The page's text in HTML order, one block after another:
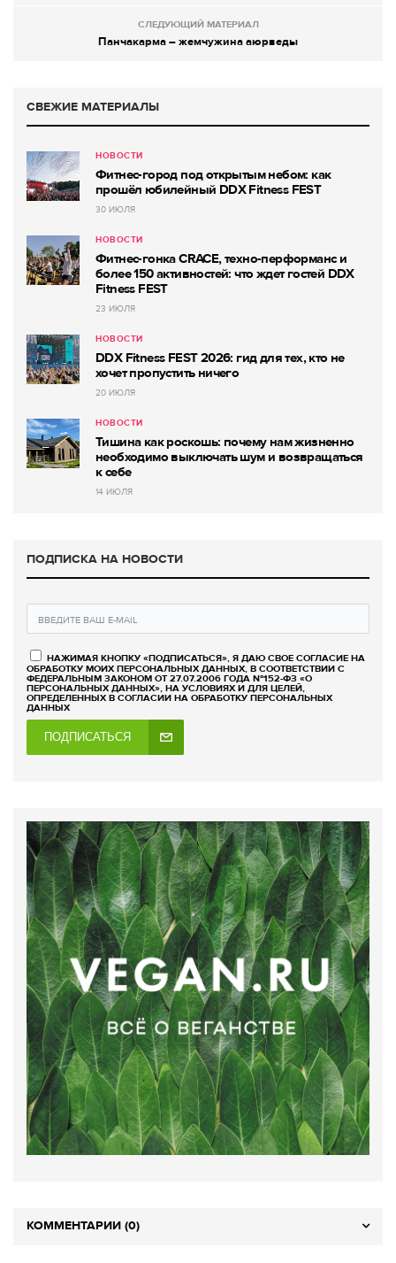
СЛЕДУЮЩИЙ МАТЕРИАЛ
Панчакарма – жемчужина аюрведы
СВЕЖИЕ МАТЕРИАЛЫ
НОВОСТИ
Фитнес-город под открытым небом: как
прошёл юбилейный DDX Fitness FEST
30 ИЮЛЯ
НОВОСТИ
Фитнес-гонка CRACE, техно-перформанс и
более 150 активностей: что ждет гостей DDX
Fitness FEST
23 ИЮЛЯ
НОВОСТИ
DDX Fitness FEST 2026: гид для тех, кто не
хочет пропустить ничего
20 ИЮЛЯ
НОВОСТИ
Тишина как роскошь: почему нам жизненно
необходимо выключать шум и возвращаться
к себе
14 ИЮЛЯ
ПОДПИСКА НА НОВОСТИ
НАЖИМАЯ КНОПКУ «ПОДПИСАТЬСЯ», Я ДАЮ СВОЕ СОГЛАСИЕ НА
ОБРАБОТКУ МОИХ ПЕРСОНАЛЬНЫХ ДАННЫХ, В СООТВЕТСТВИИ С
ФЕДЕРАЛЬНЫМ ЗАКОНОМ ОТ 27.07.2006 ГОДА №152-ФЗ «О
ПЕРСОНАЛЬНЫХ ДАННЫХ», НА УСЛОВИЯХ И ДЛЯ ЦЕЛЕЙ,
ОПРЕДЕЛЕННЫХ В СОГЛАСИИ НА ОБРАБОТКУ ПЕРСОНАЛЬНЫХ
ДАННЫХ
ПОДПИСАТЬСЯ
КОММЕНТАРИИ (0)